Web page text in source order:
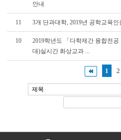
안내
11 3개 단과대학, 2019년 공학교육
10
2019학년도 「다학제간 융합전
대)실시간 화상교과 ...
1 2